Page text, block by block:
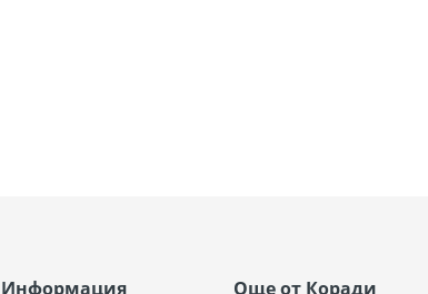
Информация
Още от Коради